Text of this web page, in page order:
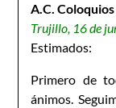
A.C.
Trujillo, 16 de
Estimados:
Primero de
ánimos.